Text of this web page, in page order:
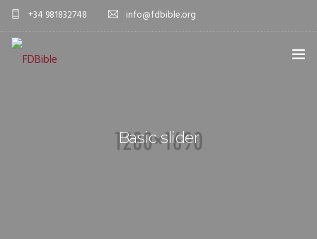
+34 981832748 info@fdbible.org
Basic slider